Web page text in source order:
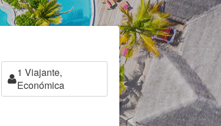
1 Viajante,
Económica